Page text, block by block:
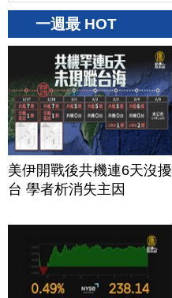
一週最 HOT
美伊開戰後共機連6天沒擾
台 學者析消失主因